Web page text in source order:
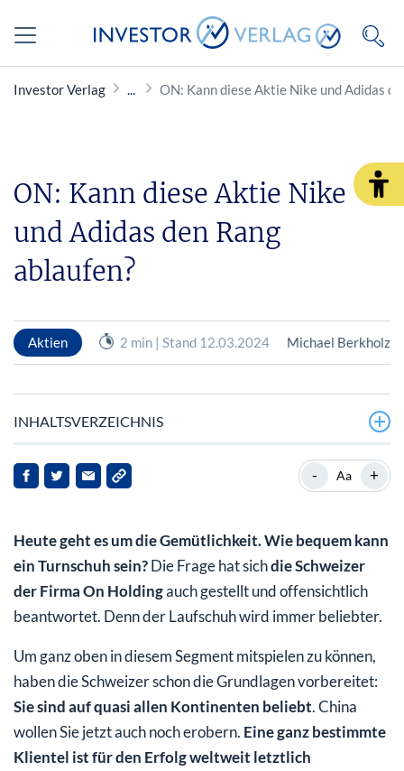
Investor Verlag ON: Kann diese Aktie Nike und Adidas
ON: Kann diese Aktie Nike
und Adidas den Rang
ablaufen?
Aktien 2 min | Stand 12.03.2024 Michael Berkholz
INHALTSVERZEICHNIS
ON Holding im Wochenchart
Fazit
- Aa +
Heute geht es um die Gemütlichkeit. Wie bequem kann
ein Turnschuh sein?Die Frage hat sichdie Schweizer
der Firma On Holdingauch gestellt und offensichtlich
beantwortet. Denn der Laufschuh wird immer beliebter.
Um ganz oben in diesem Segment mitspielen zu können,
haben die Schweizer schon die Grundlagen vorbereitet:
Sie sind auf quasi allen Kontinenten beliebt. China
wollen Sie jetzt auch noch erobern. Eine ganz bestimmte
Klientel ist für den Erfolg weltweit letztlich